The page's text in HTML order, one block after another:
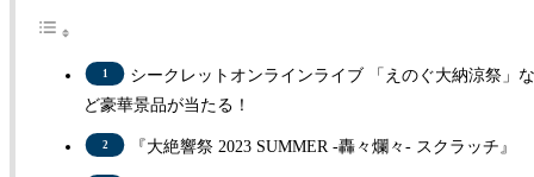
シークレットオンラインライブ 「えのぐ大納涼祭」な
ど豪華景品が当たる！
『大絶響祭 2023 SUMMER -轟々爛々- スクラッチ』